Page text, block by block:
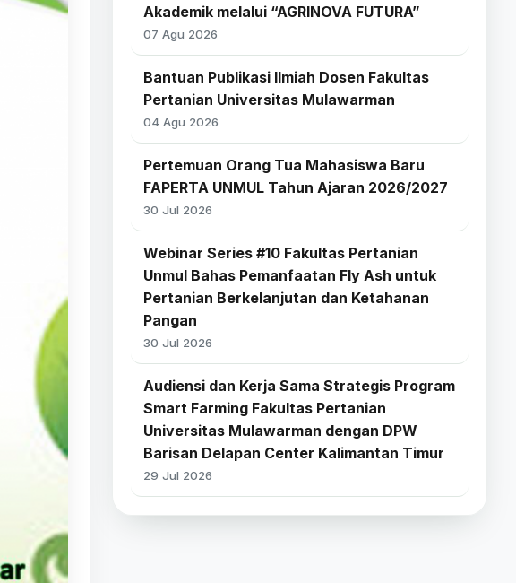
Akademik melalui “AGRINOVA FUTURA”
07 Agu 2026
Bantuan Publikasi Ilmiah Dosen Fakultas
Pertanian Universitas Mulawarman
04 Agu 2026
Pertemuan Orang Tua Mahasiswa Baru
FAPERTA UNMUL Tahun Ajaran 2026/2027
30 Jul 2026
Webinar Series #10 Fakultas Pertanian
Unmul Bahas Pemanfaatan Fly Ash untuk
Pertanian Berkelanjutan dan Ketahanan
Pangan
30 Jul 2026
Audiensi dan Kerja Sama Strategis Program
Smart Farming Fakultas Pertanian
Universitas Mulawarman dengan DPW
Barisan Delapan Center Kalimantan Timur
29 Jul 2026